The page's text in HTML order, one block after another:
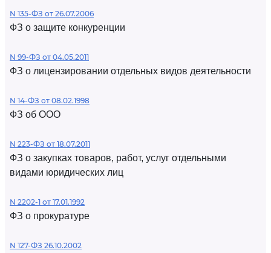
N 135-ФЗ от 26.07.2006
ФЗ о защите конкуренции
N 99-ФЗ от 04.05.2011
ФЗ о лицензировании отдельных видов деятельности
N 14-ФЗ от 08.02.1998
ФЗ об ООО
N 223-ФЗ от 18.07.2011
ФЗ о закупках товаров, работ, услуг отдельными
видами юридических лиц
N 2202-1 от 17.01.1992
ФЗ о прокуратуре
N 127-ФЗ 26.10.2002